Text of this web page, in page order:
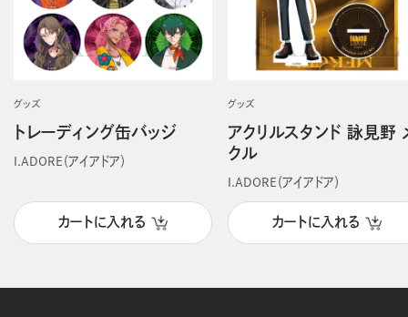
グッズ
トレーディング缶バッジ
I.ADORE（アイアドア）
カートに入れる
グッズ
アクリルスタンド 詠見野
クル
I.ADORE（アイアドア）
カートに入れる